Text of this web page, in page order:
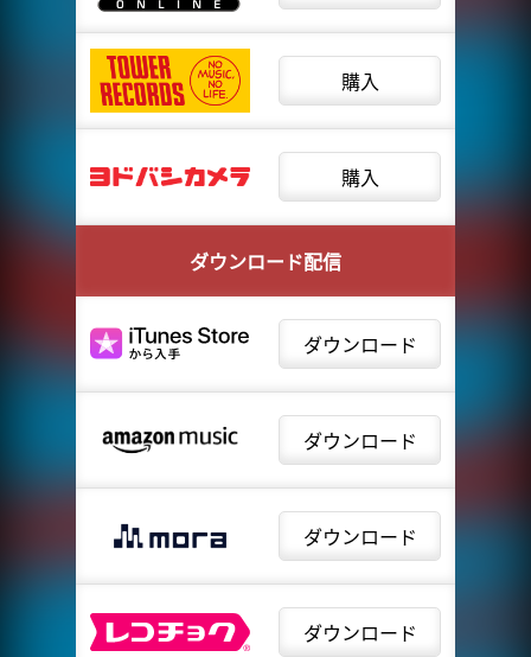
購入
購入
ダウンロード配信
ダウンロード
ダウンロード
ダウンロード
ダウンロード